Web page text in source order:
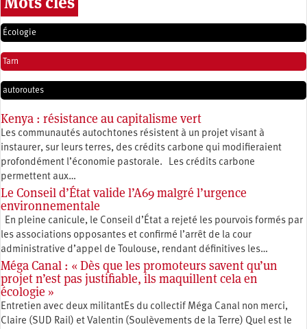
Écologie
Tarn
autoroutes
Kenya : résistance au capitalisme vert
Les communautés autochtones résistent à un projet visant à
instaurer, sur leurs terres, des crédits carbone qui modifieraient
profondément l’économie pastorale. Les crédits carbone
permettent aux…
Le Conseil d’État valide l’A69 malgré l’urgence
environnementale
En pleine canicule, le Conseil d’État a rejeté les pourvois formés par
les associations opposantes et confirmé l’arrêt de la cour
administrative d’appel de Toulouse, rendant définitives les…
Méga Canal : « Dès que les promoteurs savent qu’un
projet n’est pas justifiable, ils maquillent cela en
écologie »
Entretien avec deux militantEs du collectif Méga Canal non merci,
Claire (SUD Rail) et Valentin (Soulèvements de la Terre) Quel est le